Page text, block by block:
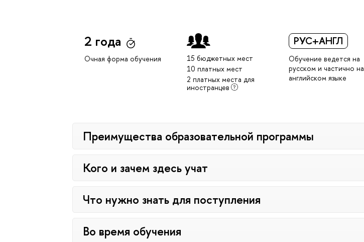
2 года
Очная форма обучения
15 бюджетных мест
10 платных мест
2 платных места для
иностранцев
РУС+АНГЛ
Обучение ведется на
русском и частично на
английском языке
Преимущества образовательной программы
Кого и зачем здесь учат
Что нужно знать для поступления
Во время обучения